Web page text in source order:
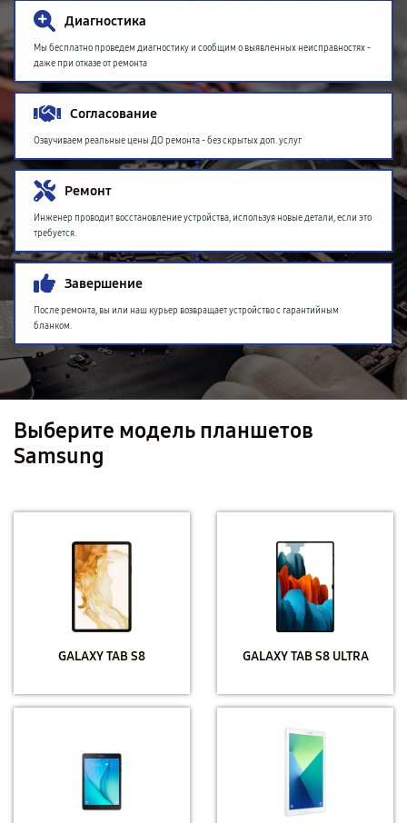
Диагностика
Мы бесплатно проведем диагностику и сообщим о выявленных неисправностях -
даже при отказе от ремонта
Согласование
Озвучиваем реальные цены ДО ремонта - без скрытых доп. услуг
Ремонт
Инженер проводит восстановление устройства, используя новые детали, если это
требуется.
Завершение
После ремонта, вы или наш курьер возвращает устройство с гарантийным
бланком.
Выберите модель планшетов
Samsung
GALAXY TAB S8 GALAXY TAB S8 ULTRA